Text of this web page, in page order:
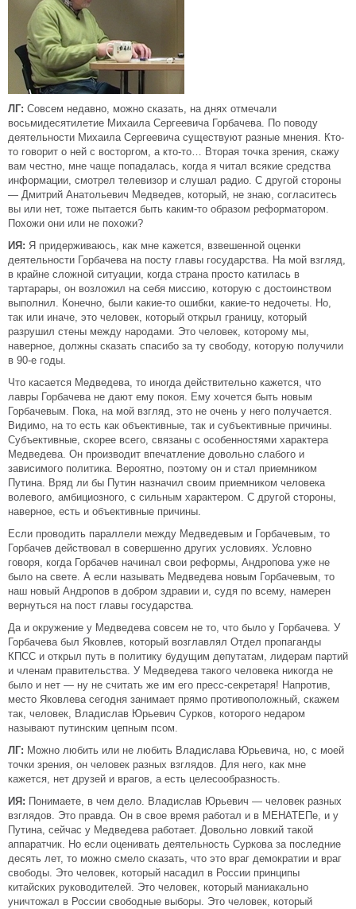
ЛГ: Совсем недавно, можно сказать, на днях отмечали
восьмидесятилетие Михаила Сергеевича Горбачева. По поводу
деятельности Михаила Сергеевича существуют разные мнения. Кто-
то говорит о ней с восторгом, а кто-то… Вторая точка зрения, скажу
вам честно, мне чаще попадалась, когда я читал всякие средства
информации, смотрел телевизор и слушал радио. С другой стороны
— Дмитрий Анатольевич Медведев, который, не знаю, согласитесь
вы или нет, тоже пытается быть каким-то образом реформатором.
Похожи они или не похожи?
ИЯ: Я придерживаюсь, как мне кажется, взвешенной оценки
деятельности Горбачева на посту главы государства. На мой взгляд,
в крайне сложной ситуации, когда страна просто катилась в
тартарары, он возложил на себя миссию, которую с достоинством
выполнил. Конечно, были какие-то ошибки, какие-то недочеты. Но,
так или иначе, это человек, который открыл границу, который
разрушил стены между народами. Это человек, которому мы,
наверное, должны сказать спасибо за ту свободу, которую получили
в 90-е годы.
Что касается Медведева, то иногда действительно кажется, что
лавры Горбачева не дают ему покоя. Ему хочется быть новым
Горбачевым. Пока, на мой взгляд, это не очень у него получается.
Видимо, на то есть как объективные, так и субъективные причины.
Субъективные, скорее всего, связаны с особенностями характера
Медведева. Он производит впечатление довольно слабого и
зависимого политика. Вероятно, поэтому он и стал приемником
Путина. Вряд ли бы Путин назначил своим приемником человека
волевого, амбициозного, с сильным характером. С другой стороны,
наверное, есть и объективные причины.
Если проводить параллели между Медведевым и Горбачевым, то
Горбачев действовал в совершенно других условиях. Условно
говоря, когда Горбачев начинал свои реформы, Андропова уже не
было на свете. А если называть Медведева новым Горбачевым, то
наш новый Андропов в добром здравии и, судя по всему, намерен
вернуться на пост главы государства.
Да и окружение у Медведева совсем не то, что было у Горбачева. У
Горбачева был Яковлев, который возглавлял Отдел пропаганды
КПСС и открыл путь в политику будущим депутатам, лидерам партий
и членам правительства. У Медведева такого человека никогда не
было и нет — ну не считать же им его пресс-секретаря! Напротив,
место Яковлева сегодня занимает прямо противоположный, скажем
так, человек, Владислав Юрьевич Сурков, которого недаром
называют путинским цепным псом.
ЛГ: Можно любить или не любить Владислава Юрьевича, но, с моей
точки зрения, он человек разных взглядов. Для него, как мне
кажется, нет друзей и врагов, а есть целесообразность.
ИЯ: Понимаете, в чем дело. Владислав Юрьевич — человек разных
взглядов. Это правда. Он в свое время работал и в МЕНАТЕПе, и у
Путина, сейчас у Медведева работает. Довольно ловкий такой
аппаратчик. Но если оценивать деятельность Суркова за последние
десять лет, то можно смело сказать, что это враг демократии и враг
свободы. Это человек, который насадил в России принципы
китайских руководителей. Это человек, который маниакально
уничтожал в России свободные выборы. Это человек, который